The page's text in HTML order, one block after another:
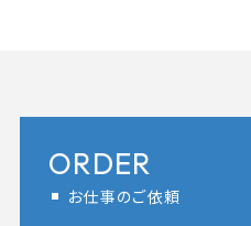
ORDER
お仕事のご依頼